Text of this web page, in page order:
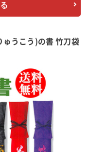
うこう)の書 竹刀袋